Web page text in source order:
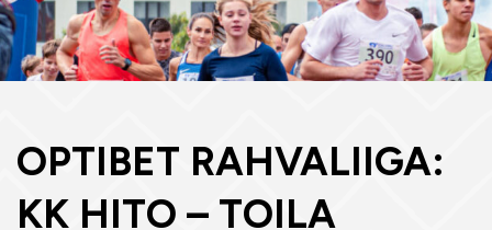
OPTIBET RAHVALIIGA:
KK HITO – TOILA